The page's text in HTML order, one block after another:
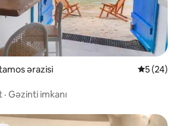
ərazisi Ortalama
5 (24)
· Gəzinti imkanı